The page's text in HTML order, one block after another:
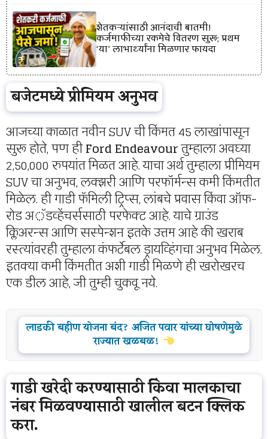
शेतकऱ्यांसाठी आनंदाची बातमी!
कर्जमाफीच्या रकमेचे वितरण सुरू; प्रथम
‘या’ लाभार्थ्यांना मिळणार फायदा
बजेटमध्ये प्रीमियम अनुभव
आजच्या काळात नवीन SUV ची किंमत 45 लाखांपासून
सुरू होते, पण हीFord Endeavourतुम्हाला अवघ्या
2,50,000 रुपयांत मिळत आहे. याचा अर्थ तुम्हाला प्रीमियम
SUV चा अनुभव, लक्झरी आणि परफॉर्मन्स कमी किंमतीत
मिळेल. ही गाडी फॅमिली ट्रिप्स, लांबचे प्रवास किंवा ऑफ-
रोड अॅडव्हेंचर्ससाठी परफेक्ट आहे. याचे ग्राउंड
क्लिअरन्स आणि सस्पेन्शन इतके उत्तम आहे की खराब
रस्त्यांवरही तुम्हाला कंफर्टेबल ड्रायव्हिंगचा अनुभव मिळेल.
इतक्या कमी किंमतीत अशी गाडी मिळणे ही खरोखरच
एक डील आहे, जी तुम्ही चुकवू नये.
लाडकी बहीण योजना बंद? अजित पवार यांच्या घोषणेमुळे
राज्यात खळबळ!
गाडी खरेदी करण्यासाठी किंवा मालकाचा
नंबर मिळवण्यासाठी खालील बटन क्लिक
करा.